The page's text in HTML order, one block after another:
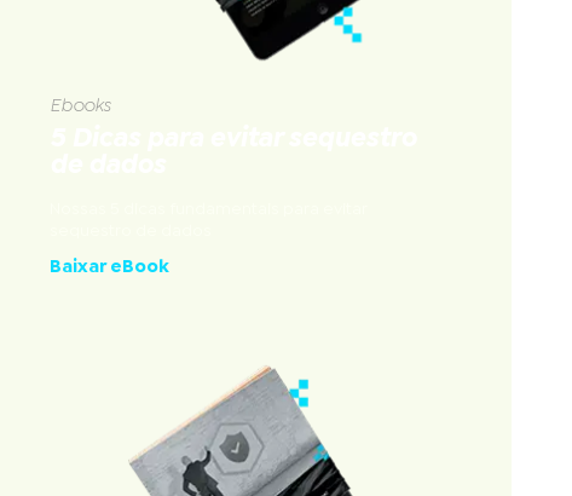
Ebooks
Baixar eBook